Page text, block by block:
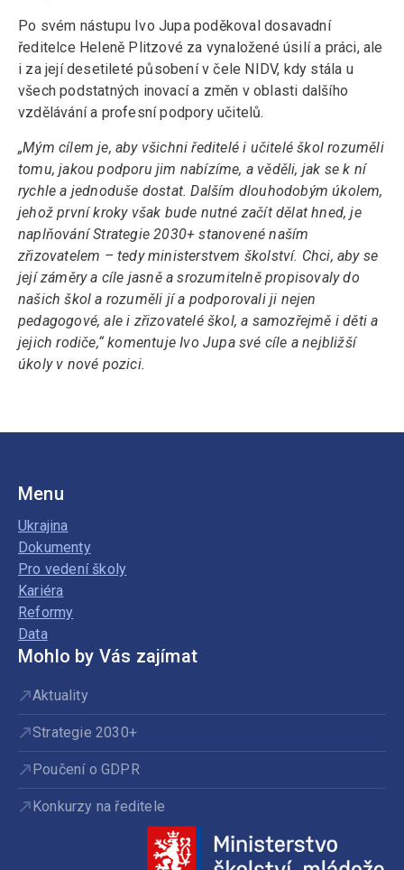
Po svém nástupu Ivo Jupa poděkoval dosavadní
ředitelce Heleně Plitzové za vynaložené úsilí a práci, ale
i za její desetileté působení v čele NIDV, kdy stála u
všech podstatných inovací a změn v oblasti dalšího
vzdělávání a profesní podpory učitelů.
„Mým cílem je, aby všichni ředitelé i učitelé škol rozuměli
tomu, jakou podporu jim nabízíme, a věděli, jak se k ní
rychle a jednoduše dostat. Dalším dlouhodobým úkolem,
jehož první kroky však bude nutné začít dělat hned, je
naplňování Strategie 2030+ stanovené naším
zřizovatelem – tedy ministerstvem školství. Chci, aby se
její záměry a cíle jasně a srozumitelně propisovaly do
našich škol a rozuměli jí a podporovali ji nejen
pedagogové, ale i zřizovatelé škol, a samozřejmě i děti a
jejich rodiče,“ komentuje Ivo Jupa své cíle a nejbližší
úkoly v nové pozici.
Menu
Ukrajina
Dokumenty
Pro vedení školy
Kariéra
Reformy
Data
Mohlo by Vás zajímat
Aktuality
Strategie 2030+
Poučení o GDPR
Konkurzy na ředitele